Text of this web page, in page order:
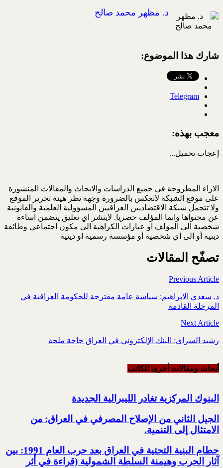
د. مظهر محمد صالح
شارك هذا الموضوع:
Telegram
معجب بهذه:
إعجاب تحميل...
الاراء المطروحة في جميع الدراسات والابحاث والمقالات المنشورة
على موقع الشبكة لاتعكس بالضرورة وجهة نظر هيئة تحرير الموقع
ولا تتحمل شبكة الاقتصاديين العراقيين المسؤولية العلمية والقانونية
عن محتواها وانما المؤلف حصريا. لاينشر اي تعليق يتضمن اساءة
شخصية الى المؤلف او عبارات الكراهية الى مكون اجتماعي وطائفة
دينية أو الى اي شخصية أو مؤسسة رسمية او دينية
تصفّح المقالات
Previous Article
د. سعدي الابراهيم: سياسة عامة مقترحة للحكومة العراقية في
المرحلة القادمة
Next Article
رشيد السراي: البنك الإلكتروني في العراق حاجة ملحة
أبحاث ومقالات أخرى للکاتب
البنوك المركزية تغادر الليبرالية الجديدة
الجيل الثاني من الإصلاح المصرفي في العراق: من
الامتثال إلى التنمية.‏
حطام البنية التحتية في العراق بعد حرب العام 1991: بين
آثار الحرب وهيمنة السلطة الشمولية‎ ‏(قراءة في أثر